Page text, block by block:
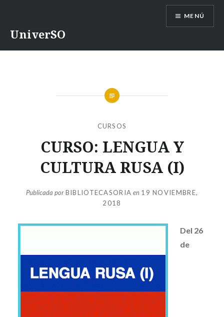
UniverSO
MENÚ
CURSOS
CURSO: LENGUA Y
CULTURA RUSA (I)
Publicada porBIBLIOTECASORIA en 19 NOVIEMBRE,
2018
Del 26
de